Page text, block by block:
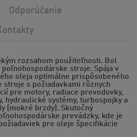
rozsahom použiteľnosti. Bol
stroje. Spája v
oleja optimálne prispôsobeného
stroje s požiadavkami rôznych
pre motory, radiace prevodovky,
hydraulické systémy, turbospojky a
(mokré brzdy). Skutočný
prevádzky, kde je
pre oleje špecifikácie
Odporúčanie